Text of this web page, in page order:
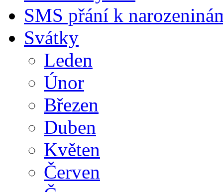
SMS přání k
Svátky
Leden
Únor
Březen
Duben
Květen
Červen